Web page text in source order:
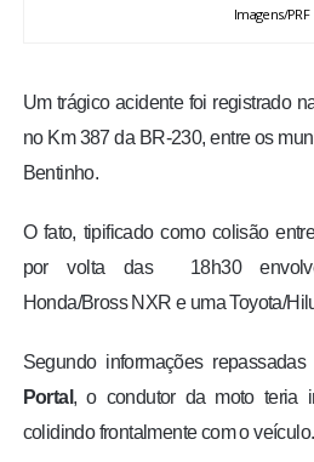
FOTOS
COLUNISTAS
Imagens/PRF
Um trágico acidente foi registrado
no Km 387 da BR-230, entre os
Bentinho.
O fato, tipificado como colisão
por volta das 18h30
Honda/Bross NXR e uma Toyota/
Segundo informações
Portal , o condutor da moto teria
colidindo frontalmente com o veículo.